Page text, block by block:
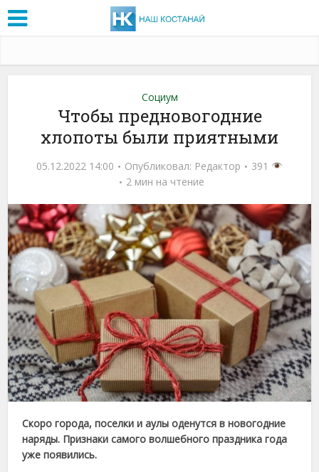
Социум
Чтобы предновогодние
хлопоты были приятными
05.12.2022 14:00 Опубликовал: Редактор
391
2 мин на чтение
Скоро города, поселки и аулы оденутся в новогодние
наряды. Признаки самого волшебного праздника года
уже появились.